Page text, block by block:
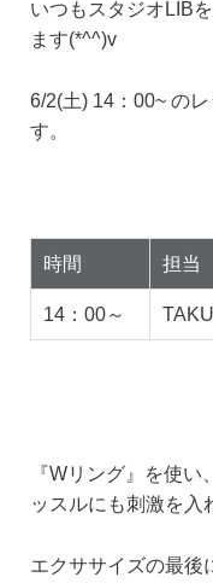
いつもスタジオLIB
ます(*^^)v
6/2(土) 14：00~ の
す。
時間 担当
14：00～
『Wリング』を使
ッスルにも刺激を入
エクササイズの最後